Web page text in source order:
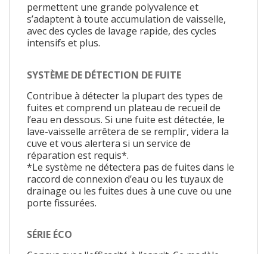
permettent une grande polyvalence et
s’adaptent à toute accumulation de vaisselle,
avec des cycles de lavage rapide, des cycles
intensifs et plus.
SYSTÈME DE DÉTECTION DE FUITE
Contribue à détecter la plupart des types de
fuites et comprend un plateau de recueil de
l’eau en dessous. Si une fuite est détectée, le
lave-vaisselle arrêtera de se remplir, videra la
cuve et vous alertera si un service de
réparation est requis*.
*Le système ne détectera pas de fuites dans le
raccord de connexion d’eau ou les tuyaux de
drainage ou les fuites dues à une cuve ou une
porte fissurées.
SÉRIE ÉCO